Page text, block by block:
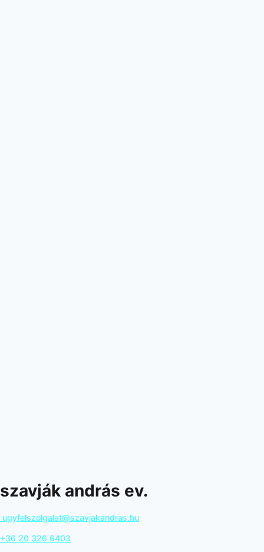
szavják andrás ev.
ugyfelszolgalat@szavjakandras.hu
+36 20 326 6403